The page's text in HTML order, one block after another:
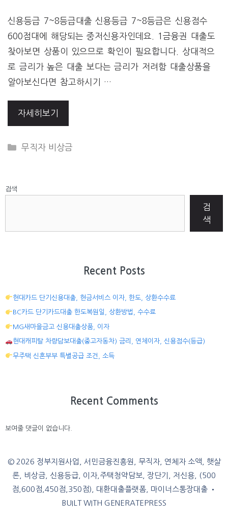
신용등급 7~8등급대출 신용등급 7~8등급은 신용점수
600점대에 해당되는 중저신용자인데요. 1금융권 대출도
찾아보면 상품이 있으므로 확인이 필요합니다. 상대적으
로 금리가 높은 대출 보다는 금리가 저려함 대출상품을
알아보신다면 참고하시기 …
자세히보기
CATEGORIES
무직자 비상금
검색
검
색
Recent Posts
현대카드 단기신용대출, 현금서비스 이자, 한도, 상환수수료
BC카드 단기카드대출 한도복원일, 상환방법, 수수료
MG새마을금고 신용대출상품, 이자
현대캐피탈 차량담보대출(중고자동차) 금리, 연체이자, 신용점수(등급)
무주택 신혼부부 특별공급 조건, 소득
Recent Comments
보여줄 댓글이 없습니다.
© 2026 정부지원사업, 서민금융진흥원, 무직자, 연체자 소액, 햇살
론, 비상금, 신용등급, 이자,주택청약담보, 장단기, 저신용, (500
점,600점,450점,350점), 대환대출플랫폼, 마이너스통장대출 •
BUILT WITH GENERATEPRESS